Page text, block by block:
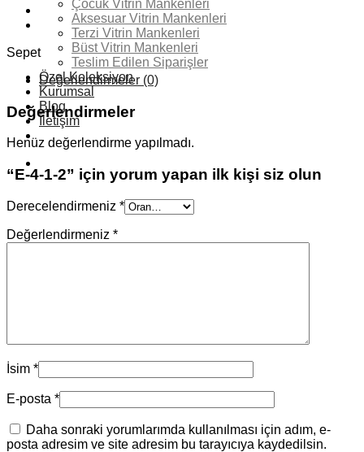
Çocuk Vitrin Mankenleri
Aksesuar Vitrin Mankenleri
Terzi Vitrin Mankenleri
Büst Vitrin Mankenleri
Teslim Edilen Siparişler
Özel Koleksiyon
Kurumsal
Blog
İletişim
adet
Sepet
Değerlendirmeler (0)
Değerlendirmeler
Henüz değerlendirme yapılmadı.
“E-4-1-2” için yorum yapan ilk kişi siz olun
Derecelendirmeniz *
Değerlendirmeniz *
İsim *
E-posta *
Daha sonraki yorumlarımda kullanılması için adım, e-
posta adresim ve site adresim bu tarayıcıya kaydedilsin.